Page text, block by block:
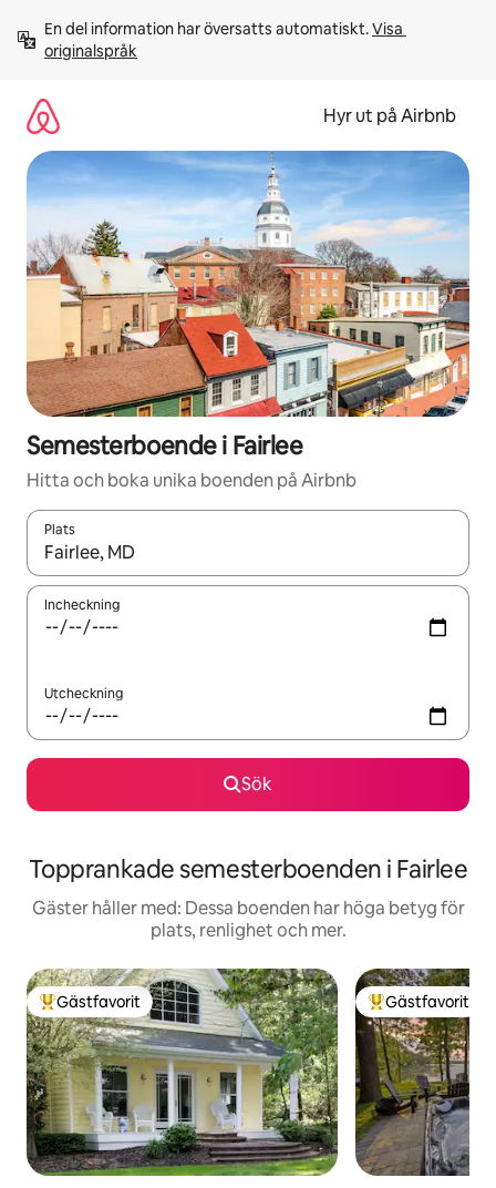
innehåll
En del information har översatts automatiskt. Visa
originalspråk
Hyr ut på Airbnb
Semesterboende i Fairlee
Hitta och boka unika boenden på Airbnb
Plats
När resultaten är tillgängliga kan du navigera med upp- och
Incheckning
Utcheckning
Sök
Topprankade semesterboenden i Fairlee
Gäster håller med: Dessa boenden har höga betyg för
plats, renlighet och mer.
Populär gästfavorit
Gästfavorit Populär
Gästfavorit